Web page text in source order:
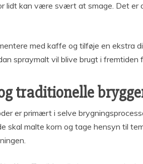
lidt kan være svært at smage. Det
med kaffe og tilføje en ekstra
spraymalt vil blive brugt i fremtiden
traditionelle
er primært i selve
malte korn og tage hensyn til